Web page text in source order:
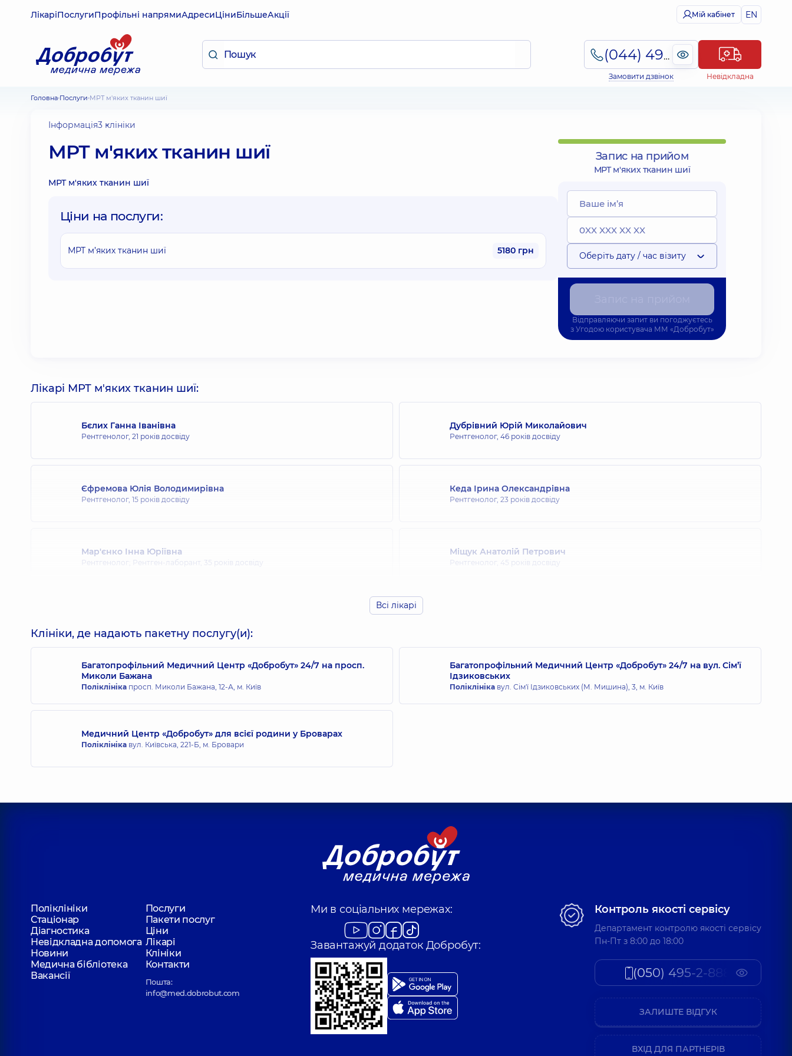
ЛікаріПослугиПрофільні напрямиАдресиЦіниБільшеАкції Мій кабінет EN
(044) 495-2-888
Замовити дзвінок Невідкладна
Головна Послуги МРТ м'яких тканин шиї
Інформація3 клініки
МРТ м'яких тканин шиї
МРТ м'яких тканин шиї
Ціни на послуги:
МРТ м’яких тканин шиї 5180 грн
Запис на прийом
МРТ м'яких тканин шиї
Оберіть дату / час візиту
Відправляючи запит ви погоджуєтесь
з Угодою користувача ММ «Добробут»
Лікарі МРТ м'яких тканин шиї:
Бєлих Ганна Іванівна
Рентгенолог, 21 років досвіду
Дубрівний Юрій Миколайович
Рентгенолог, 46 років досвіду
Єфремова Юлія Володимирівна
Рентгенолог, 15 років досвіду
Кеда Ірина Олександрівна
Рентгенолог, 23 років досвіду
Мар'єнко Інна Юріївна
Рентгенолог; Рентген-лаборант, 35 років досвіду
Міщук Анатолій Петрович
Рентгенолог, 45 років досвіду
Всі лікарі
Клініки, де надають пакетну послугу(и):
Багатопрофільний Медичний Центр «Добробут» 24/7 на просп.
Миколи Бажана
Поліклініка просп. Миколи Бажана, 12-А, м. Київ
Багатопрофільний Медичний Центр «Добробут» 24/7 на вул. Сім’ї
Ідзиковських
Поліклініка вул. Сім'ї Ідзиковських (М. Мишина), 3, м. Київ
Медичний Центр «Добробут» для всієї родини у Броварах
Поліклініка вул. Київська, 221-Б, м. Бровари
Поліклініки
Послуги
Стаціонар
Пакети послуг
Діагностика
Ціни
Невідкладна допомога Лікарі
Новини
Клініки
Медична бібліотека
Контакти
Вакансії
Пошта:
info@med.dobrobut.com
Ми в соціальних мережах:
Завантажуй додаток Добробут:
Контроль якості сервісу
Департамент контролю якості сервісу
Пн-Пт з 8:00 до 18:00
(050) 495-2-888
ЗАЛИШТЕ ВІДГУК
ВХІД ДЛЯ ПАРТНЕРІВ